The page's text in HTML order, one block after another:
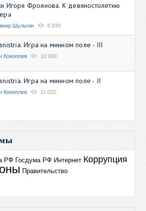
Игоря Фроянова. К девяностолетию
Шульгин 8 839
Игра на минном поле - III
Коноплев 10 060
Игра на минном поле - II
Коноплев 11 020
РФ Госдума РФ Интернет Коррупция
Правительство